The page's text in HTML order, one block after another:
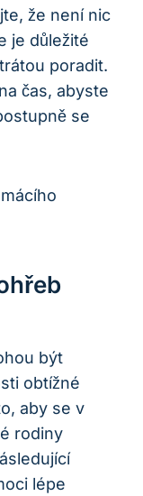
že není nic
je důležité
poradit.
čas, abyste
se
být
obtížné
aby se v
rodiny
lépe